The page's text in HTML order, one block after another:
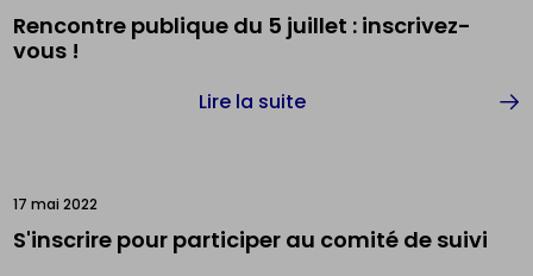
Rencontre publique du 5 juillet : inscrivez-
vous !
Lire la suite
17 mai 2022
S'inscrire pour participer au comité de suivi